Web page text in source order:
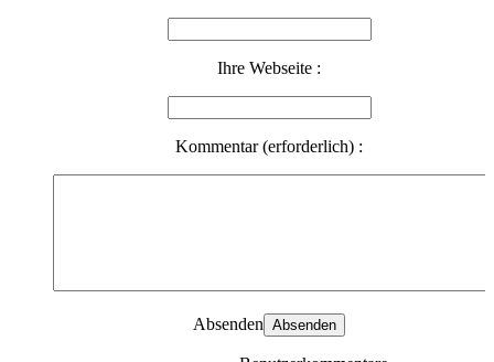
Ihre Webseite :
Kommentar (erforderlich) :
Absenden